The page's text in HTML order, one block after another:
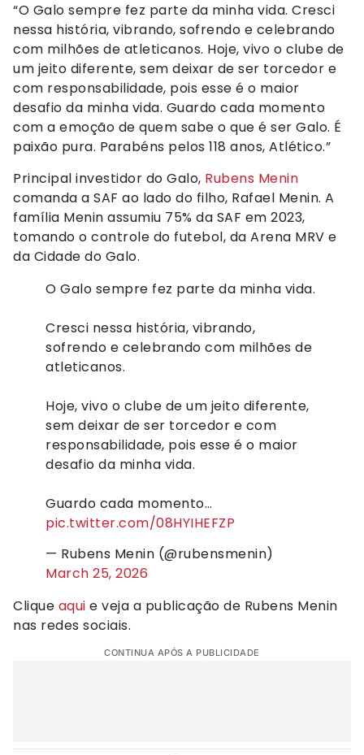
“O Galo sempre fez parte da minha vida. Cresci
nessa história, vibrando, sofrendo e celebrando
com milhões de atleticanos. Hoje, vivo o clube de
um jeito diferente, sem deixar de ser torcedor e
com responsabilidade, pois esse é o maior
desafio da minha vida. Guardo cada momento
com a emoção de quem sabe o que é ser Galo. É
paixão pura. Parabéns pelos 118 anos, Atlético.”
Principal investidor do Galo, Rubens Menin
comanda a SAF ao lado do filho, Rafael Menin. A
família Menin assumiu 75% da SAF em 2023,
tomando o controle do futebol, da Arena MRV e
da Cidade do Galo.
O Galo sempre fez parte da minha vida.
Cresci nessa história, vibrando,
sofrendo e celebrando com milhões de
atleticanos.
Hoje, vivo o clube de um jeito diferente,
sem deixar de ser torcedor e com
responsabilidade, pois esse é o maior
desafio da minha vida.
Guardo cada momento…
pic.twitter.com/08HYIHEFZP
— Rubens Menin (@rubensmenin)
March 25, 2026
Clique aqui e veja a publicação de Rubens Menin
nas redes sociais.
CONTINUA APÓS A PUBLICIDADE